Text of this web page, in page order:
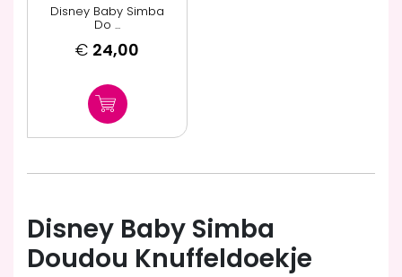
Disney Baby Simba
Do ...
€ 24,00
Disney Baby Simba
Doudou Knuffeldoekje